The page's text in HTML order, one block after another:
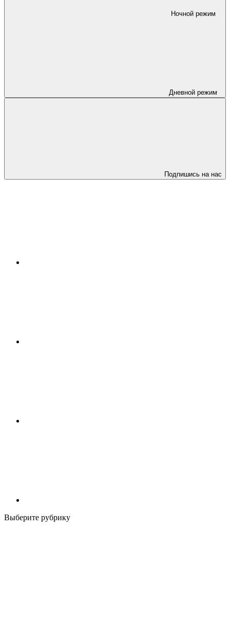
Ночной режим
Дневной режим
Подпишись на нас
Выберите рубрику